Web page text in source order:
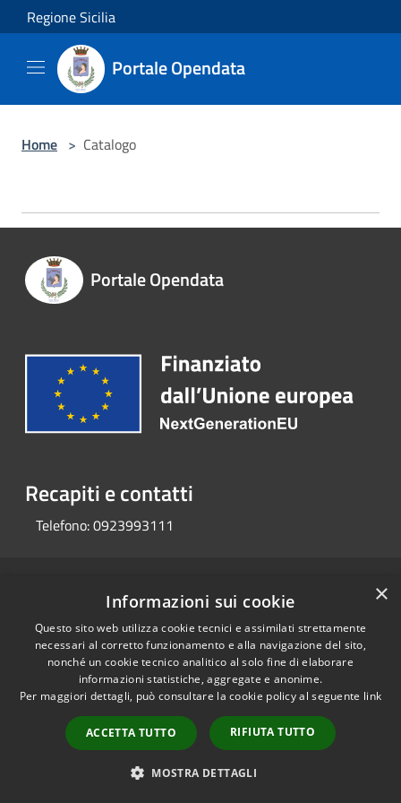
Salta al contenuto principale
Regione Sicilia
Portale Opendata
Home > Catalogo
Portale Opendata
Recapiti e contatti
Telefono:0923993111
Privacy
Cookie
Mappa del sito
Opendata • Powered by
Municipium•Accesso
redazione
×
Informazioni sui cookie
Questo sito web utilizza cookie tecnici e assimilati strettamente
necessari al corretto funzionamento e alla navigazione del sito,
nonché un cookie tecnico analitico al solo fine di elaborare
informazioni statistiche, aggregate e anonime.
Per maggiori dettagli, può consultare la cookie policy al seguente link
ACCETTA TUTTO RIFIUTA TUTTO
MOSTRA DETTAGLI